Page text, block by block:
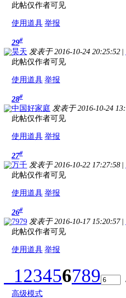
此帖仅作者可见
使用道具 举报
29#
昊天 发表于 2016-10-24 20:25:52 |
此帖仅作者可见
使用道具 举报
28#
中国好家庭 发表于 2016-10-24
此帖仅作者可见
使用道具 举报
27#
万千 发表于 2016-10-22 17:27:58 |
此帖仅作者可见
使用道具 举报
26#
7979 发表于 2016-10-17 15:20:57 |
此帖仅作者可见
使用道具 举报
123456789
高级模式